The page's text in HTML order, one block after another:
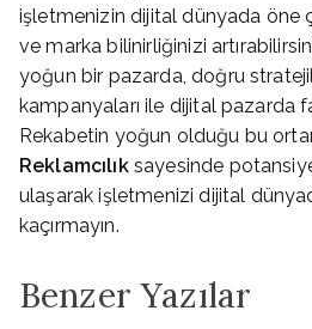
işletmenizin dijital dünyada öne
ve marka bilinirliğinizi
yoğun bir pazarda, doğru
kampanyaları ile dijital pazarda
Rekabetin yoğun olduğu bu
Reklamcılıksayesinde
ulaşarak işletmenizi dijital
kaçırmayın.
Benzer Yazılar